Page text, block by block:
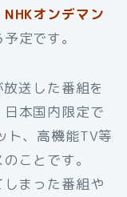
NHKオンデマン
定です。
送した番組を
本国内限定で
ト、高機能TV等
ことです。
まった番組や